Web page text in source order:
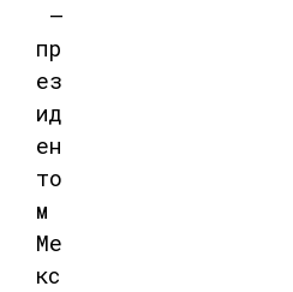
—
пр
ез
ид
ен
то
м
Ме
кс